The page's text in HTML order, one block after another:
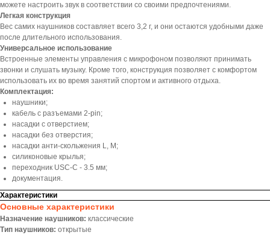
можете настроить звук в соответствии со своими предпочтениями.
Легкая конструкция
Вес самих наушников составляет всего 3,2 г, и они остаются удобными даже
после длительного использования.
Универсальное использование
Встроенные элементы управления с микрофоном позволяют принимать
звонки и слушать музыку. Кроме того, конструкция позволяет с комфортом
использовать их во время занятий спортом и активного отдыха.
Комплектация:
наушники;
кабель с разъемами 2-pin;
насадки с отверстием;
насадки без отверстия;
насадки анти-скольжения L, M;
силиконовые крылья;
переходник USC-C - 3.5 мм;
документация.
Характеристики
Основные характеристики
Назначение наушников: классические
Тип наушников: открытые